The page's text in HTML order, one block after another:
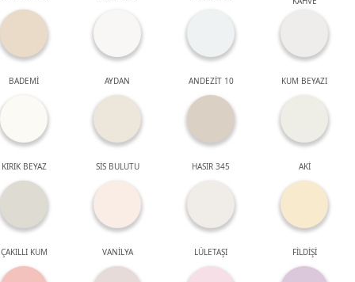
BADEMİ AYDAN ANDEZİT 10 KUM BEYAZI
KIRIK BEYAZ SİS BULUTU HASIR 345 AKİ
ÇAKILLI KUM VANİLYA LÜLETAŞI FİLDİŞİ